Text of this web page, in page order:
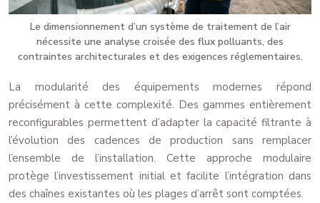
Le dimensionnement d’un système de traitement de l’air
nécessite une analyse croisée des flux polluants, des
contraintes architecturales et des exigences réglementaires.
La modularité des équipements modernes répond
précisément à cette complexité. Des gammes entièrement
reconfigurables permettent d’adapter la capacité filtrante à
l’évolution des cadences de production sans remplacer
l’ensemble de l’installation. Cette approche modulaire
protège l’investissement initial et facilite l’intégration dans
des chaînes existantes où les plages d’arrêt sont comptées.